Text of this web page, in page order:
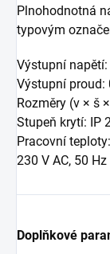
Plnohodnotná
typovým
Výstupní napětí:
Výstupní proud:
Rozměry (v × š
Stupeň krytí: IP
Pracovní
230 V AC, 50 Hz
Doplňkové